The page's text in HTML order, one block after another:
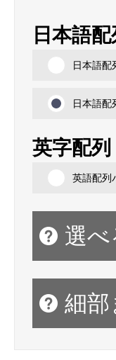
日本語配
日本語
日本語
英字配列
英語配列
選べ
細